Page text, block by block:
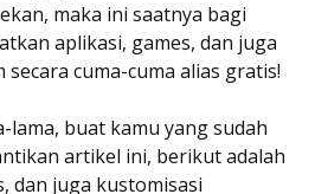
maka ini saatnya bagi
aplikasi, games, dan juga
cuma-cuma alias gratis!
lama, buat kamu yang sudah
artikel ini, berikut adalah
dan juga kustomisasi